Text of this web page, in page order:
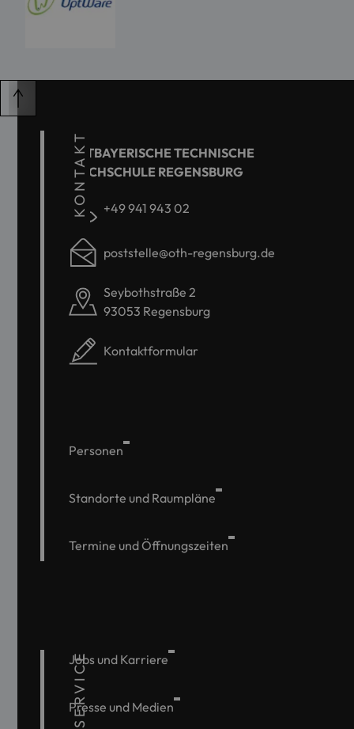
KONTAKT
OSTBAYERISCHE TECHNISCHE
HOCHSCHULE REGENSBURG
+49 941 943 02
poststelle@oth-regensburg.de
Seybothstraße 2
93053 Regensburg
Kontaktformular
Personen
Standorte und Raumpläne
Termine und Öffnungszeiten
SERVICE
Jobs und Karriere
Presse und Medien